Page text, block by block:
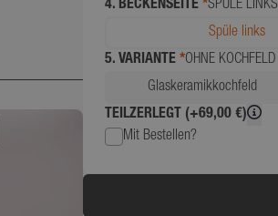
4. BECKENSEITE *SPÜLE LINKS
Spüle links
5. VARIANTE *OHNE KOCHFELD
Glaskeramikkochfeld
TEILZERLEGT (+69,00 €)
Mit Bestellen?